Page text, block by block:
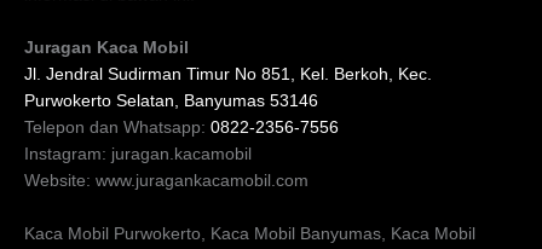
Juragan Kaca Mobil
Jl. Jendral Sudirman Timur No 851, Kel. Berkoh, Kec.
Purwokerto Selatan, Banyumas 53146
Telepon dan Whatsapp: 0822-2356-7556
Instagram: juragan.kacamobil
Website: www.juragankacamobil.com
Kaca Mobil Purwokerto, Kaca Mobil Banyumas, Kaca Mobil